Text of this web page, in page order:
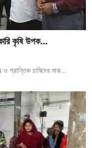
কৃষি উপক...
প্রান্তিক চাষিদের মাঝ...